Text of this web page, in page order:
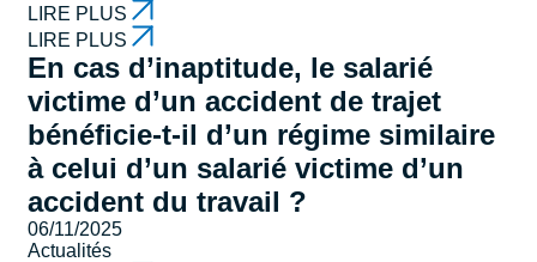
LIRE PLUS
LIRE PLUS
En cas d’inaptitude, le salarié
victime d’un accident de trajet
bénéficie-t-il d’un régime similaire
à celui d’un salarié victime d’un
accident du travail ?
06/11/2025
Actualités